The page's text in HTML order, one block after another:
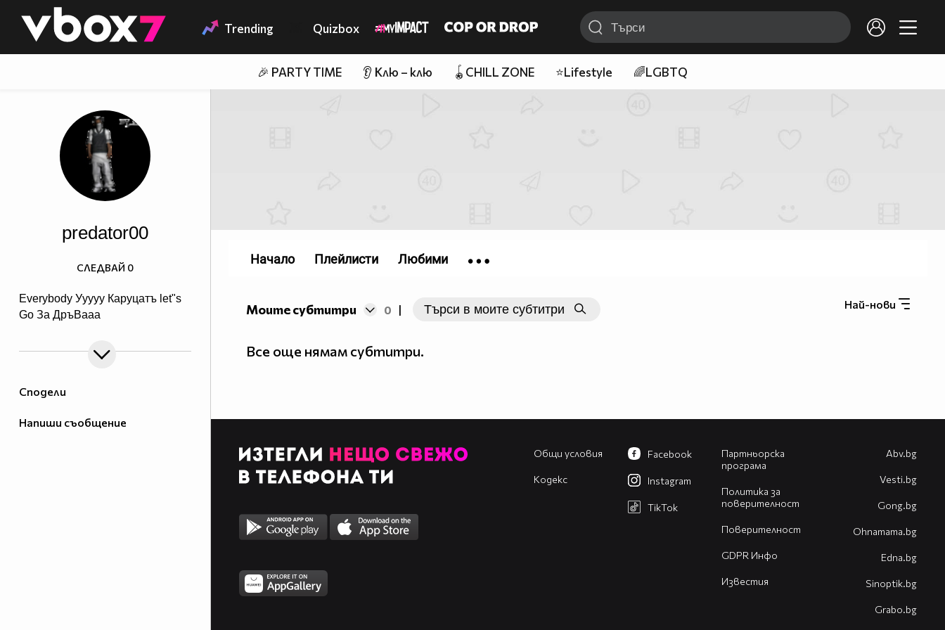
👾 Trending Quizbox
🎉 PARTY TIME 👂 Клю – клю 🪀CHILL ZONE ⭐Lifestyle 🌈LGBTQ
Сподели
Напиши съобщение
predator00
Everybody Ууууу Каруцатъ let"s
Go За ДръВааа
СЛЕДВАЙ 0
Моите субтитри 0 | Най-нови
Все още нямам субтитри.
Начало Плейлисти Любими
Общи условия
Кодекс
Партньорска
програма
Политика за
поверителност
Поверителност
GDPR Инфо
Известия
Facebook
Instagram
TikTok
Abv.bg
Vesti.bg
Gong.bg
Оhnamama.bg
Edna.bg
Sinoptik.bg
Grabo.bg